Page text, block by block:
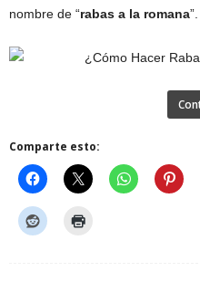
nombre de “rabas a la romana”.
Comparte esto: